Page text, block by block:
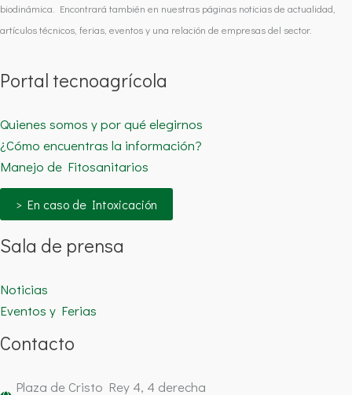
biodinámica. Encontrará también en nuestras páginas noticias de actualidad,
artículos técnicos, ferias, eventos y una relación de empresas del sector.
Portal tecnoagrícola
Quienes somos y por qué elegirnos
¿Cómo encuentras la información?
Manejo de Fitosanitarios
> En caso de Intoxicación
Sala de prensa
Noticias
Eventos y Ferias
Contacto
Plaza de Cristo Rey 4, 4 derecha